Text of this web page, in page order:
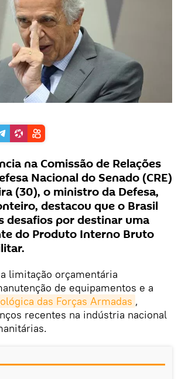
na Comissão de Relações
Nacional do Senado (CRE)
(30), o ministro da Defesa,
destacou que o Brasil
desafios por destinar uma
do Produto Interno Bruto
limitação orçamentária
de equipamentos e a
das Forças Armadas ,
recentes na indústria nacional